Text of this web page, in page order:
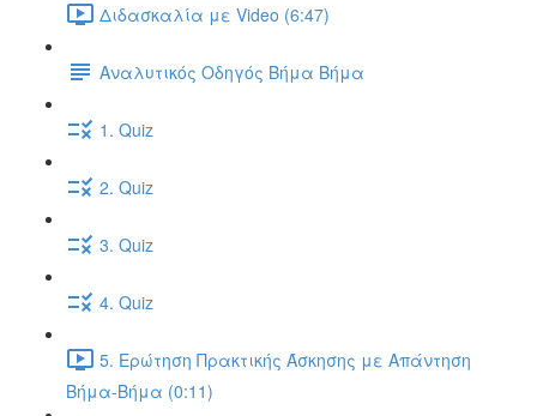
Διδασκαλία με Video (6:47)
Αναλυτικός Οδηγός Βήμα Βήμα
1. Quiz
2. Quiz
3. Quiz
4. Quiz
5. Ερώτηση Πρακτικής Άσκησης με Απάντηση
Βήμα-Βήμα (0:11)